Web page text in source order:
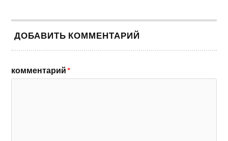
ДОБАВИТЬ КОММЕНТАРИЙ
комментарий*